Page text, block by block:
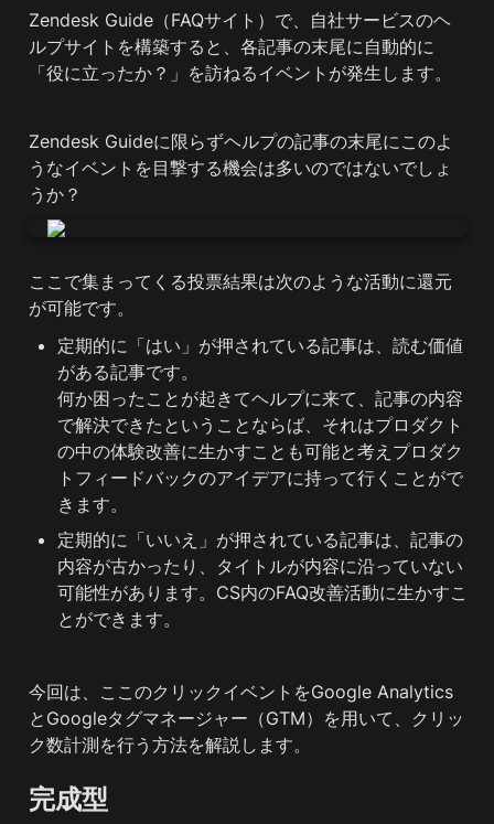
Zendesk Guide（FAQサイト）で、自社サービスのヘ
ルプサイトを構築すると、各記事の末尾に自動的に
「役に立ったか？」を訪ねるイベントが発生します。
Zendesk Guideに限らずヘルプの記事の末尾にこのよ
うなイベントを目撃する機会は多いのではないでしょ
うか？
ここで集まってくる投票結果は次のような活動に還元
が可能です。
定期的に「はい」が押されている記事は、読む価値
がある記事です。
何か困ったことが起きてヘルプに来て、記事の内容
で解決できたということならば、それはプロダクト
の中の体験改善に生かすことも可能と考えプロダク
トフィードバックのアイデアに持って行くことがで
きます。
定期的に「いいえ」が押されている記事は、記事の
内容が古かったり、タイトルが内容に沿っていない
可能性があります。CS内のFAQ改善活動に生かすこ
とができます。
今回は、ここのクリックイベントをGoogle Analytics
とGoogleタグマネージャー（GTM）を用いて、クリッ
ク数計測を行う方法を解説します。
完成型